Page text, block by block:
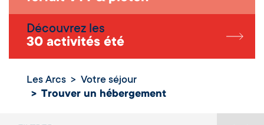
Découvrez les
30 activités été
Les Arcs
Votre séjour
Trouver un hébergement